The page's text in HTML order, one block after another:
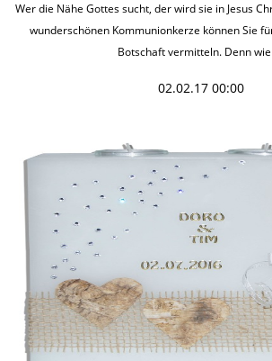
Wer die Nähe Gottes sucht, der wird sie in Jesus
wunderschönen Kommunionkerze können Sie
Botschaft vermitteln. Denn
02.02.17 00:00